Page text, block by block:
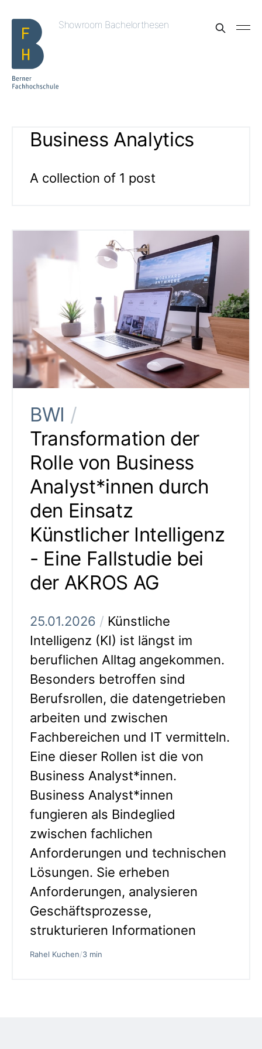
Showroom Bachelorthesen
Business Analytics
A collection of 1 post
BWI /
Transformation der
Rolle von Business
Analyst*innen durch
den Einsatz
Künstlicher Intelligenz
- Eine Fallstudie bei
der AKROS AG
25.01.2026 / Künstliche
Intelligenz (KI) ist längst im
beruflichen Alltag angekommen.
Besonders betroffen sind
Berufsrollen, die datengetrieben
arbeiten und zwischen
Fachbereichen und IT vermitteln.
Eine dieser Rollen ist die von
Business Analyst*innen.
Business Analyst*innen
fungieren als Bindeglied
zwischen fachlichen
Anforderungen und technischen
Lösungen. Sie erheben
Anforderungen, analysieren
Geschäftsprozesse,
strukturieren Informationen
Rahel Kuchen/3 min